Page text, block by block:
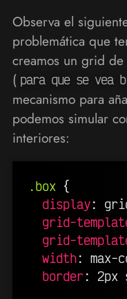
Observa el
problemática que
creamos un grid
( para que se vea
mecanismo para
podemos simular
interiores:
.box {
display:
grid-
grid-
width: max-
border: 2px